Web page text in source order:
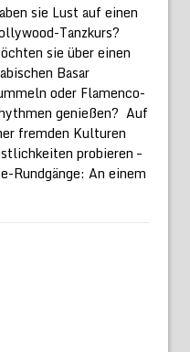
sie Lust auf einen
Tanzkurs?
sie über einen
Basar
oder Flamenco-
genießen? Auf
fremden Kulturen
probieren –
Rundgänge: An einem